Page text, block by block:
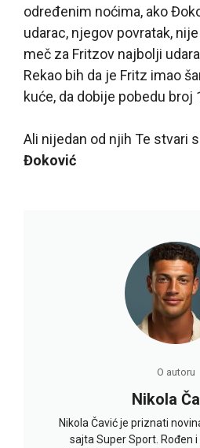
određenim noćima, ako
udarac, njegov povratak,
meč za Fritzov najbolji
Rekao bih da je Fritz imao
kuće, da dobije pobedu broj
Ali nijedan od njih Te stvari
Đoković
O autoru
Nikola
Nikola Čavić je priznati
sajta Super Sport. Rođen